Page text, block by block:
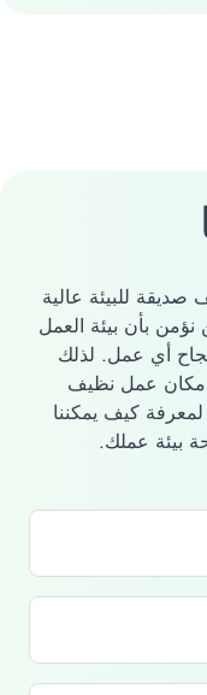
للبيئة عالية
بأن بيئة العمل
أي عمل. لذلك
عمل نظيف
كيف يمكننا
بيئة عملك.